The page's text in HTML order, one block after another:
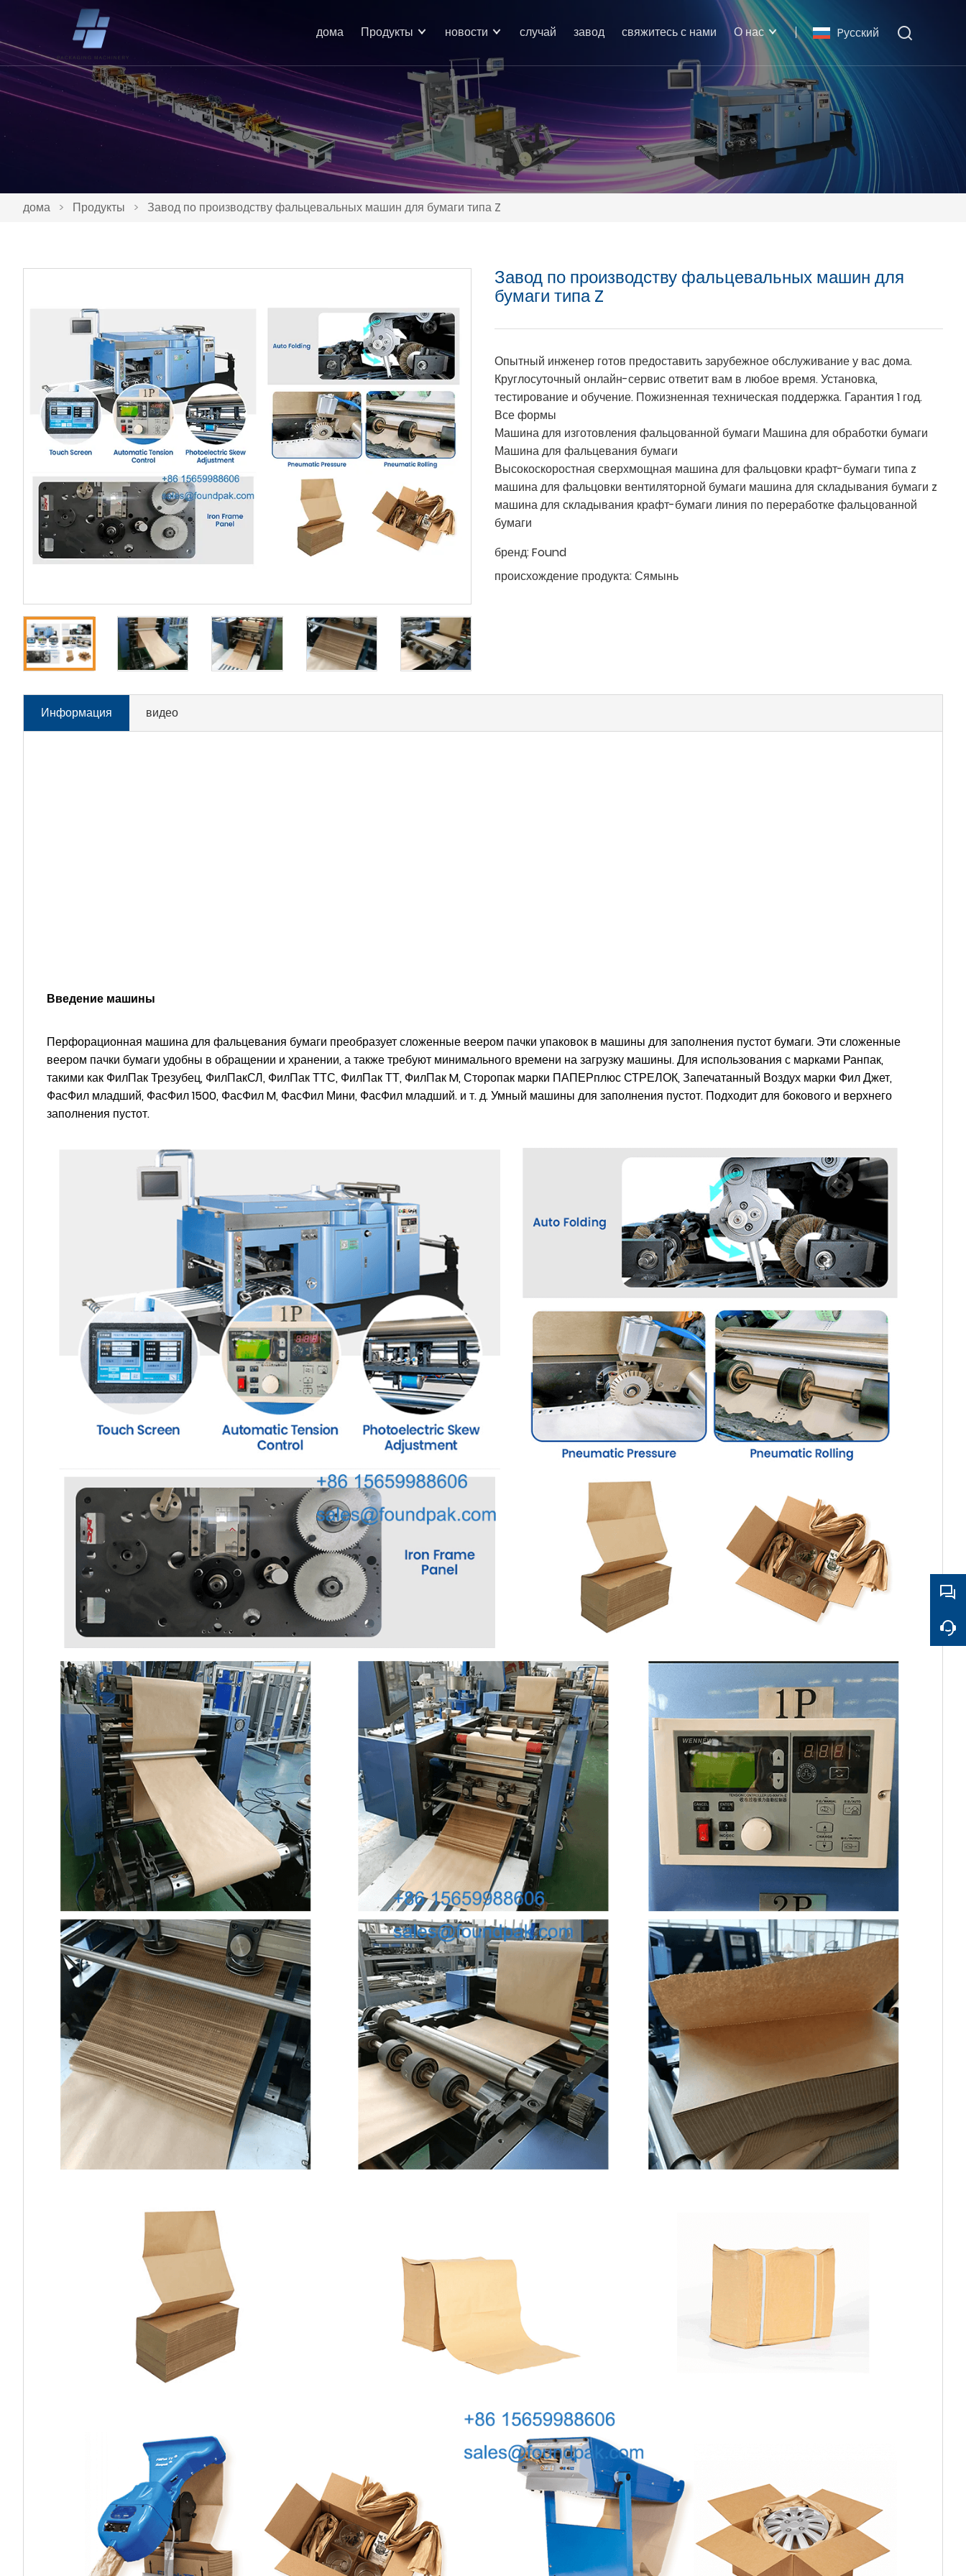
Pусский
дома Продукты новости случай завод свяжитесь с нами О нас
дома > Продукты > Завод по производству фальцевальных машин для бумаги типа Z
Завод по производству фальцевальных машин для
бумаги типа Z
Опытный инженер готов предоставить зарубежное обслуживание у вас дома.
Круглосуточный онлайн-сервис ответит вам в любое время. Установка,
тестирование и обучение. Пожизненная техническая поддержка. Гарантия 1 год.
Все формы
Машина для изготовления фальцованной бумаги Машина для обработки бумаги
Машина для фальцевания бумаги
Высокоскоростная сверхмощная машина для фальцовки крафт-бумаги типа z
машина для фальцовки вентиляторной бумаги машина для складывания бумаги z
машина для складывания крафт-бумаги линия по переработке фальцованной
бумаги
бренд:Found
происхождение продукта:Сямынь
Информация видео
Введение машины
Перфорационная машина для фальцевания бумаги преобразует сложенные веером пачки упаковок в машины для заполнения пустот бумаги. Эти сложенные
веером пачки бумаги удобны в обращении и хранении, а также требуют минимального времени на загрузку машины. Для использования с марками Ранпак,
такими как ФилПак Трезубец, ФилПакСЛ, ФилПак ТТС, ФилПак ТТ, ФилПак M, Сторопак марки ПАПЕРплюс СТРЕЛОК, Запечатанный Воздух марки Фил Джет,
ФасФил младший, ФасФил 1500, ФасФил M, ФасФил Мини, ФасФил младший. и т. д. Умный машины для заполнения пустот. Подходит для бокового и верхнего
заполнения пустот.